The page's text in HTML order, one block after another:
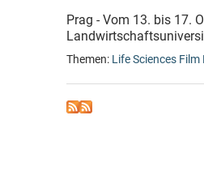
Prag - Vom 13. bis 17.
Themen: Life Sciences Film